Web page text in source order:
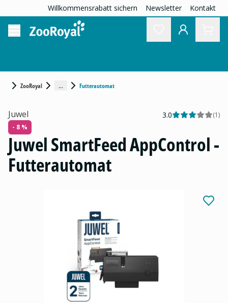
Willkommensrabatt sichern Newsletter Kontakt
ZooRoyal ... Futterautomat
Juwel 3.0 (1)
- 8 %
Juwel SmartFeed AppControl -
Futterautomat